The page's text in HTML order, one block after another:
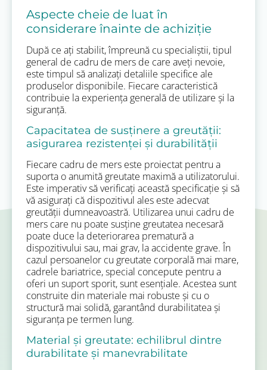
Aspecte cheie de luat în
considerare înainte de achiziție
După ce ați stabilit, împreună cu specialiștii, tipul
general de cadru de mers de care aveți nevoie,
este timpul să analizați detaliile specifice ale
produselor disponibile. Fiecare caracteristică
contribuie la experiența generală de utilizare și la
siguranță.
Capacitatea de susținere a greutății:
asigurarea rezistenței și durabilității
Fiecare cadru de mers este proiectat pentru a
suporta o anumită greutate maximă a utilizatorului.
Este imperativ să verificați această specificație și să
vă asigurați că dispozitivul ales este adecvat
greutății dumneavoastră. Utilizarea unui cadru de
mers care nu poate susține greutatea necesară
poate duce la deteriorarea prematură a
dispozitivului sau, mai grav, la accidente grave. În
cazul persoanelor cu greutate corporală mai mare,
cadrele bariatrice, special concepute pentru a
oferi un suport sporit, sunt esențiale. Acestea sunt
construite din materiale mai robuste și cu o
structură mai solidă, garantând durabilitatea și
siguranța pe termen lung.
Material și greutate: echilibrul dintre
durabilitate și manevrabilitate